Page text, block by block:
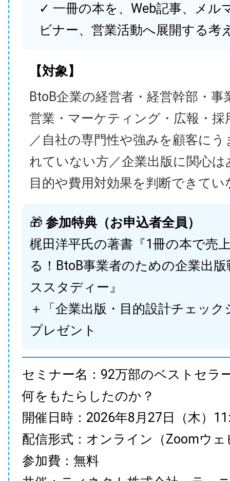
✓ 一冊の本を、Web記事、メル
ビナー、営業活動へ展開する考
【対象】
BtoB企業の経営者・経営幹部・事
営業・マーケティング・広報・採
／自社の専門性や強みを顧客に
れていない方／企業出版に関心
目的や費用対効果を判断できてい
🎁 参加特典（お申込者全員）
梶田洋平氏の著書『1冊の本で売
る！BtoB事業者のための企業出
ススタディー』
＋「企業出版・目的設計チェック
プレゼント
セミナー名：92万部のベストセラ
何をもたらしたのか？
開催日時：2026年8月27日（木）
配信形式：オンライン（Zoomウェ
参加費：無料